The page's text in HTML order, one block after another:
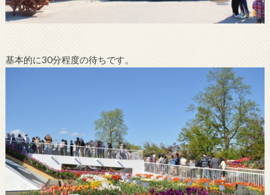
基本的に30分程度の待ちです。